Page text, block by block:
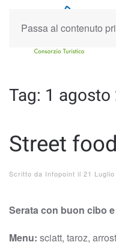
Passa al contenuto
Tag: 1
Street
Scritto da Infopoint il 21
Serata con buon cibo
Menu: sciatt, taroz,